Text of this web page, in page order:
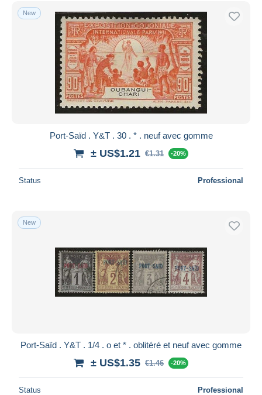
Free shipping
Payment methods
PayPal
Bank transfer
Visa
MasterCard
Bancontact
Seller's residence
Submit
New
Port-Saïd . Y&T . 30 . * . neuf avec gomme
± US$1.21 €1.31 -20%
Status Professional
New
Port-Saïd . Y&T . 1/4 . o et * . oblitéré et neuf avec gomme
± US$1.35 €1.46 -20%
Status Professional